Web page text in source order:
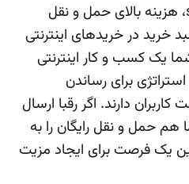
طبق آمار موسسه statista، هزینه بالای حمل و نقل
خرید در خریدهای اینترنتی
یک کسب و کار اینترنتی
برای رساندن
دارند. اگر رقبا ارسال
هم حمل و نقل رایگان را به
یک فرصت برای ایجاد مزیت